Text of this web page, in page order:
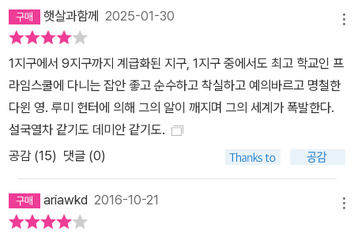
아무 소리도 못 들었다고 진술을 번복했다. 그리고 방에서 없어진 거
라곤 단지 사진 한 장으로, 할아버지에게서 받은 12월의 폭동을 기록
한 사진들 중 하나다. 루미는 사라진 사진 한 장에 사건의 열쇠가 있다
생각하고 이를 파헤쳐 나간다. “다윈 넌 미싱 링크란 게 뭔지 알지?”
다윈이 고개를 끄덕거리며 “인류 진화의 퍼즐을 맞출 수 있는 잃어버
린 연결 고리?”라고 대답했다. “역시 진화론자답구나. 난 이 앨범에
범인에게 어떤 의미를 가진 사진인지만 알아낼 수 있다면 삼촌을 죽
의미를 찾기 위해 태어나 처음으로 1지구를 벗어나 9지구로 향한다.
60년 전 9지구 하층민들로부터 시작해 4지구 민중들까지 참여해 사
햇살과함께 2025-01-30
1지구에서 9지구까지 계급화된 지구, 1지구 중에서도 최고 학교인 프
라임스쿨에 다니는 잡안 좋고 순수하고 착실하고 예의바르고 명철한
다윈 영. 루미 헌터에 의해 그의 알이 깨지며 그의 세계가 폭발한다.
설국열차 같기도 데미안 같기도.
공감 (15) 댓글 (0)
ariawkd 2016-10-21